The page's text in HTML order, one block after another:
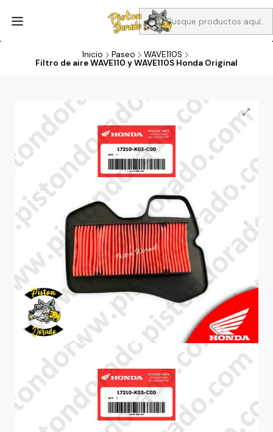
Aprovecha Compra 1 Aceites Full sintético o 1 Aceite semi
sintetico y el filtro de aire verde para la CB190R o CBF160M a 13
Inicio Paseo
WAVE110S
Filtro de aire WAVE110 y WAVE110S Honda Original